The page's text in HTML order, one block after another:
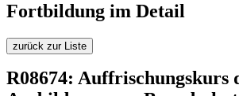
Fortbildung im Detail
zurück zur Liste
R08674: Auffrischungskurs